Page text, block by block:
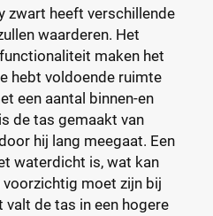
zwart heeft verschillende
waarderen. Het
maken het
hebt voldoende ruimte
een aantal binnen-en
de tas gemaakt van
hij lang meegaat. Een
waterdicht is, wat kan
moet zijn bij
valt de tas in een hogere